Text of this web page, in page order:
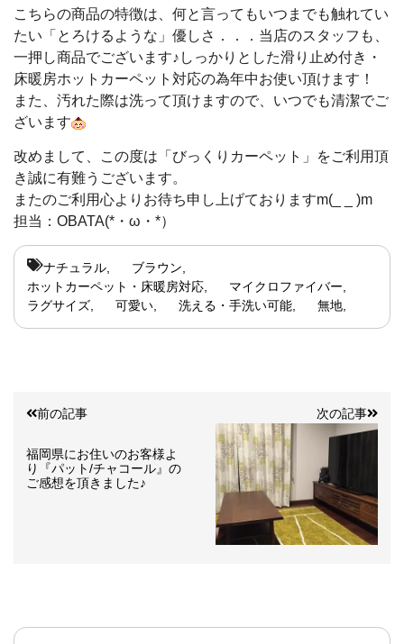
こちらの商品の特徴は、何と言ってもいつまでも触れてい
たい「とろけるような」優しさ．．．当店のスタッフも、
一押し商品でございます♪ しっかりとした滑り止め付き・
床暖房ホットカーペット対応の為年中お使い頂けます！
また、汚れた際は洗って頂けますので、いつでも清潔でご
ざいます
改めまして、この度は「びっくりカーペット」をご利用頂
き誠に有難うございます。
またのご利用心よりお待ち申し上げておりますm(_ _ )m
担当：OBATA(*・ω・*）
ナチュラル
ブラウン
ホットカーペット・床暖房対応
マイクロファイバー
ラグサイズ
可愛い 洗える・手洗い可能 無地
前の記事
福岡県にお住いのお客様よ
り『パット/チャコール』の
ご感想を頂きました♪
次の記事